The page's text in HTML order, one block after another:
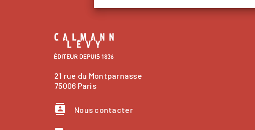
21 rue du Montparnasse
75006 Paris
contacts Nous contacter